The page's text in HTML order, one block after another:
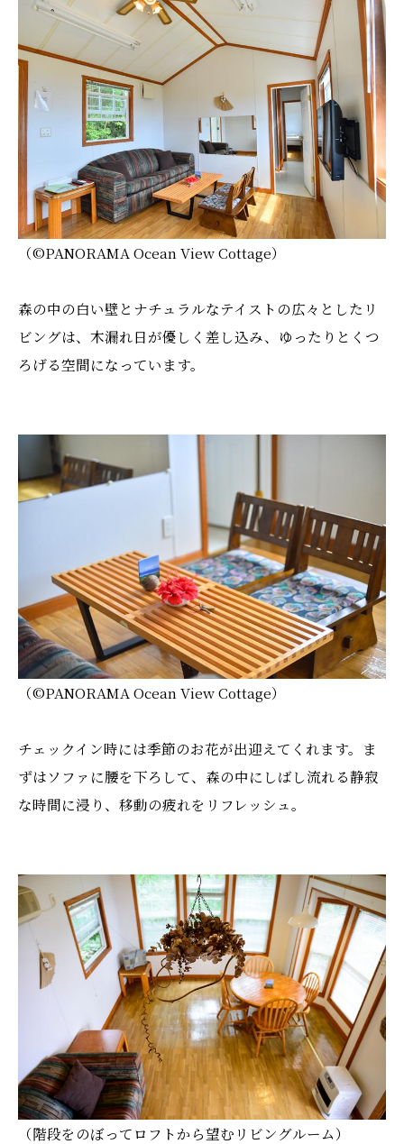
（©️PANORAMA Ocean View Cottage）
森の中の白い壁とナチュラルなテイストの広々としたリ
ビングは、木漏れ日が優しく差し込み、ゆったりとくつ
ろげる空間になっています。
（©️PANORAMA Ocean View Cottage）
チェックイン時には季節のお花が出迎えてくれます。ま
ずはソファに腰を下ろして、森の中にしばし流れる静寂
な時間に浸り、移動の疲れをリフレッシュ。
（階段をのぼってロフトから望むリビングルーム）